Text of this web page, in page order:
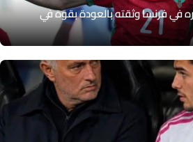
فرنسا وثقته بالعودة بقوة في